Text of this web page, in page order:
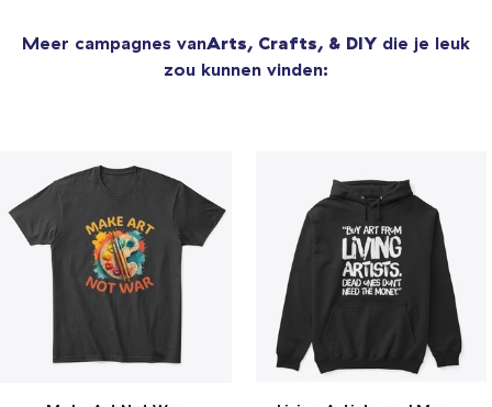
Meer campagnes vanArts, Crafts, & DIY die je leuk
zou kunnen vinden: